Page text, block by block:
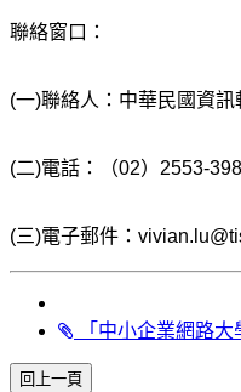
聯絡窗口：
(一)聯絡人：中華民國資
(二)電話：（02） 2553-
(三)電子郵件：
「中小企業網路